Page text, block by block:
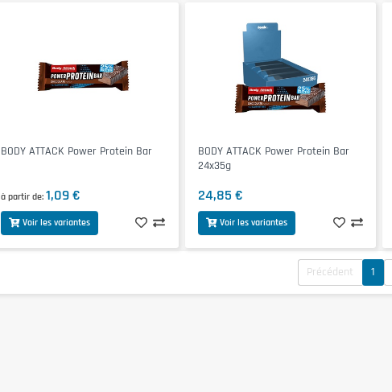
BODY ATTACK Power Protein Bar
à partir de 1,09 €
Voir les variantes
BODY ATTACK Power Protein Bar
24x35g
24,85 €
Voir les variantes
Précédent 1